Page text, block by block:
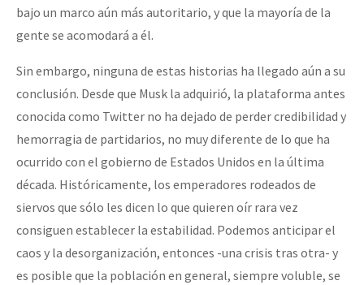
bajo un marco aún más autoritario, y que la mayoría de la
gente se acomodará a él.
Sin embargo, ninguna de estas historias ha llegado aún a su
conclusión. Desde que Musk la adquirió, la plataforma antes
conocida como Twitter no ha dejado de perder credibilidad y
hemorragia de partidarios, no muy diferente de lo que ha
ocurrido con el gobierno de Estados Unidos en la última
década. Históricamente, los emperadores rodeados de
siervos que sólo les dicen lo que quieren oír rara vez
consiguen establecer la estabilidad. Podemos anticipar el
caos y la desorganización, entonces -una crisis tras otra- y
es posible que la población en general, siempre voluble, se